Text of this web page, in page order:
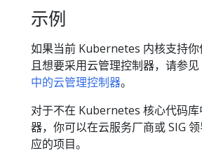
示例
如果当前 Kubernetes 内核支持
且想要采用云管理控制器，请参见
中的云管理控制器。
对于不在 Kubernetes 核心代码
器，你可以在云服务厂商或 SIG
应的项目。